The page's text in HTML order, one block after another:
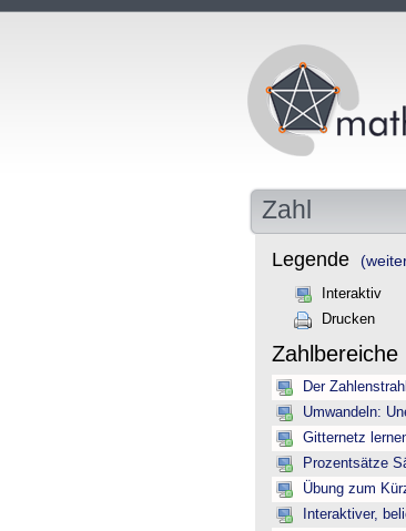
Zahl
Legende
Interaktiv
Drucken
Zahlbereiche
Der
Umwandeln:
Gitternetz
Prozentsätze
Übung zum
Interaktiver,